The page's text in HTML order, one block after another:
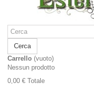
Cerca
Carrello (vuoto)
Nessun prodotto
0,00 € Totale